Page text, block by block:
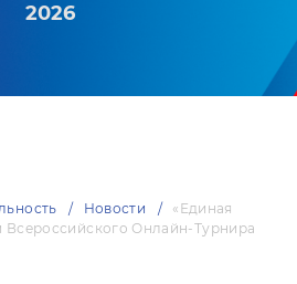
2026
Новости
«Единая
Всероссийского Онлайн-Турнира